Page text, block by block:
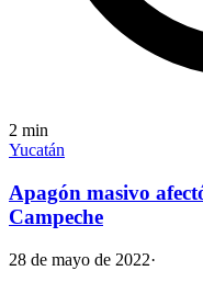
2 min
Yucatán
Apagón masivo
Campeche
28 de mayo de 2022·